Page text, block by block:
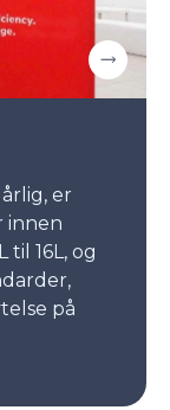
er
innen
til 16L, og
på